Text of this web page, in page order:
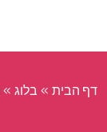
דף הבית » בלוג »